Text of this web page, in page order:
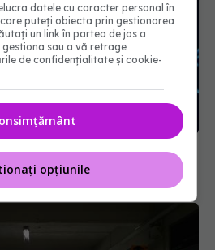
a cancerului
datele cu caracter personal în
puteți obiecta prin gestionarea
un link în partea de jos a
sau a vă retrage
de confidențialitate și cookie-
opțiunile